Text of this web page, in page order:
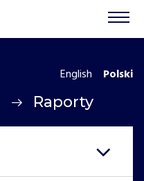
Raporty
English Polski